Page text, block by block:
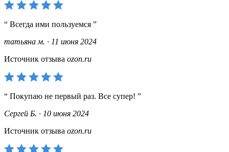
Всегда ими пользуемся
татьяна м. · 11 июня 2024
Источник отзыва ozon.ru
Покупаю не первый раз. Все супер!
Сергей Б. · 10 июня 2024
Источник отзыва ozon.ru